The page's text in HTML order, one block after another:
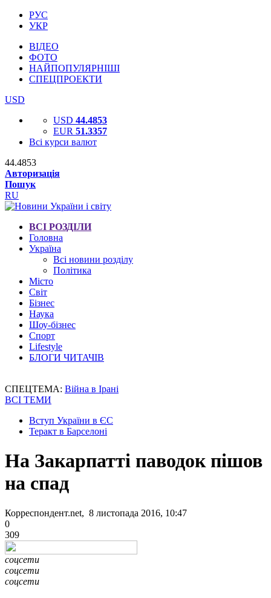
РУС
УКР
ВІДЕО
ФОТО
НАЙПОПУЛЯРНІШІ
СПЕЦПРОЕКТИ
USD
USD 44.4853
EUR 51.3357
Всі курси валют
44.4853
Авторизація
Пошук
RU
ВСІ РОЗДІЛИ
Головна
Україна
Всі новини розділу
Політика
Місто
Світ
Бізнес
Наука
Шоу-бізнес
Спорт
Lifestyle
БЛОГИ ЧИТАЧІВ
СПЕЦТЕМА: Війна в Ірані
ВСІ ТЕМИ
Вступ України в ЄС
Теракт в Барселоні
На Закарпатті паводок пішов
на спад
Корреспондент.net, 8 листопада 2016, 10:47
0
309
соцсети
соцсети
соцсети